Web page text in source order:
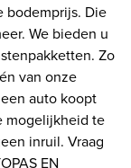
bodemprijs. Die
We bieden u
Zo
van onze
auto koopt
mogelijkheid te
inruil. Vraag
EN